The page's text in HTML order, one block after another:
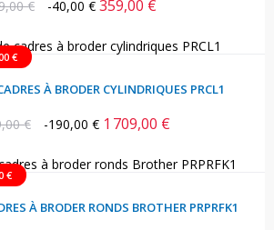
€ -40,00 € Prix
359,00 €
€
À BRODER CYLINDRIQUES PRCL1
€ -190,00 € Prix
1 709,00 €
€
À BRODER RONDS BROTHER PRPRFK1